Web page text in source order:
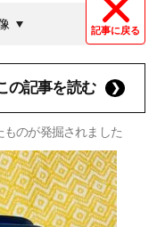
記事に戻る
の記事を読む
のが発掘されました